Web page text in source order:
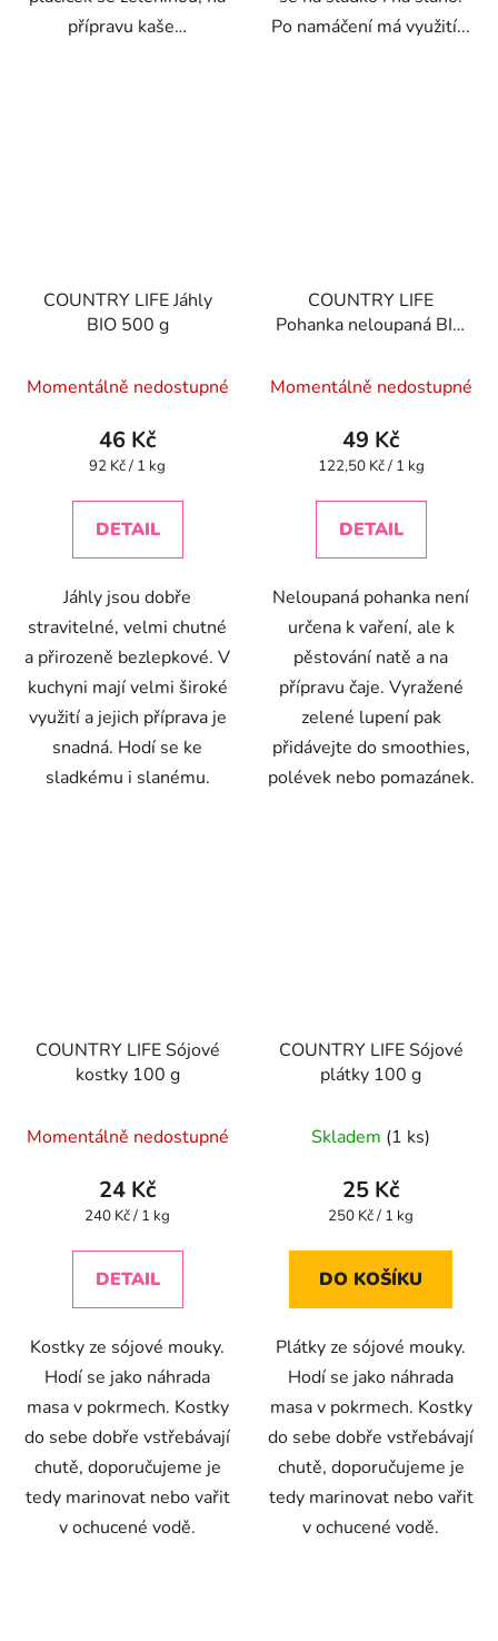
přípravu kaše…
Po namáčení má využití...
COUNTRY LIFE Jáhly
BIO 500 g
Momentálně nedostupné
46 Kč
Měrná
92 Kč / 1 kg
DETAIL
Jáhly jsou dobře
stravitelné, velmi chutné
a přirozeně bezlepkové. V
kuchyni mají velmi široké
využití a jejich příprava je
snadná. Hodí se ke
sladkému i slanému.
COUNTRY LIFE
Pohanka neloupaná BIO
Momentálně nedostupné
49 Kč
Měrná
122,50 Kč / 1 kg
DETAIL
Neloupaná pohanka není
určena k vaření, ale k
pěstování natě a na
přípravu čaje. Vyražené
zelené lupení pak
přidávejte do smoothies,
polévek nebo pomazánek.
COUNTRY LIFE Sójové
kostky 100 g
Momentálně nedostupné
24 Kč
Měrná
240 Kč / 1 kg
DETAIL
Kostky ze sójové mouky.
Hodí se jako náhrada
masa v pokrmech. Kostky
do sebe dobře vstřebávají
chutě, doporučujeme je
tedy marinovat nebo vařit
v ochucené vodě.
COUNTRY LIFE Sójové
plátky 100 g
Skladem (1 ks)
25 Kč
Měrná
250 Kč / 1 kg
DO KOŠÍKU
Plátky ze sójové mouky.
Hodí se jako náhrada
masa v pokrmech. Kostky
do sebe dobře vstřebávají
chutě, doporučujeme je
tedy marinovat nebo vařit
v ochucené vodě.